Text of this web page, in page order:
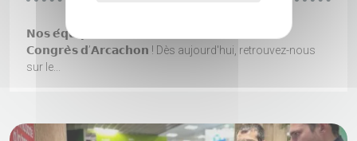
𝗡𝗼𝘀 𝗲́𝗾𝘂𝗶𝗽𝗲𝘀 𝘀𝗼𝗻𝘁 𝗶𝗻𝘀𝘁𝗮𝗹𝗹𝗲́𝗲𝘀 𝗮𝘂 𝗣𝗮𝗹𝗮𝗶𝘀 𝗱𝗲𝘀
𝗖𝗼𝗻𝗴𝗿𝗲̀𝘀 𝗱’𝗔𝗿𝗰𝗮𝗰𝗵𝗼𝗻 ! Dès aujourd'hui, retrouvez-nous
sur le...